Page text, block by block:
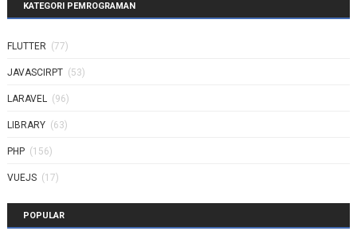
KATEGORI PEMROGRAMAN
FLUTTER (77)
JAVASCIRPT (53)
LARAVEL (96)
LIBRARY (63)
PHP (156)
VUEJS (17)
POPULAR